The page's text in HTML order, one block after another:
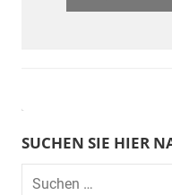
SUCHEN SIE HIER